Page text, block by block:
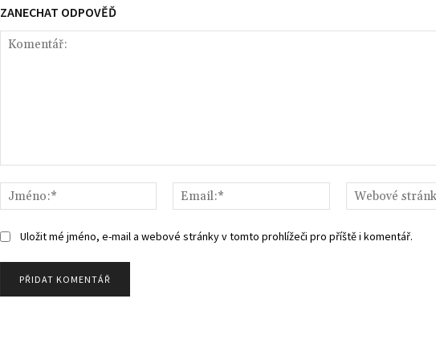
ZANECHAT ODPOVĚĎ
Jméno:*
Email:*
Uložit mé jméno, e-mail a webové stránky v tomto prohlížeči pro příště i komentář.